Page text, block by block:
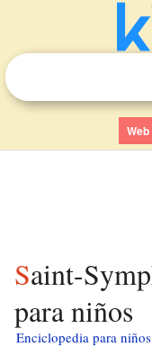
Web
Saint-Symphorien-sur-Saône
para niños
Enciclopedia para niños